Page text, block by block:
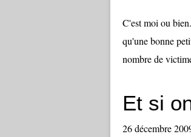
C'est moi ou
qu'une bonne
nombre de
Et si
26 décembre